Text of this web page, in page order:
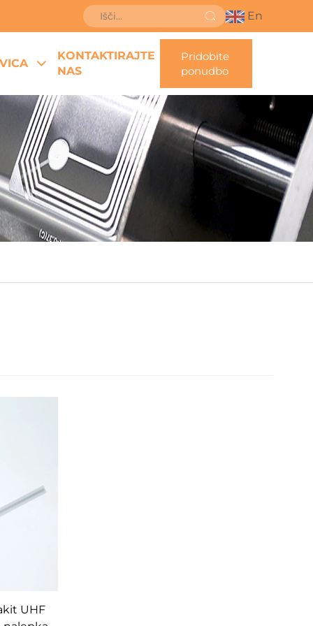
En
KONTAKTIRAJTE
NAS
Pridobite
ponudbo
UHF